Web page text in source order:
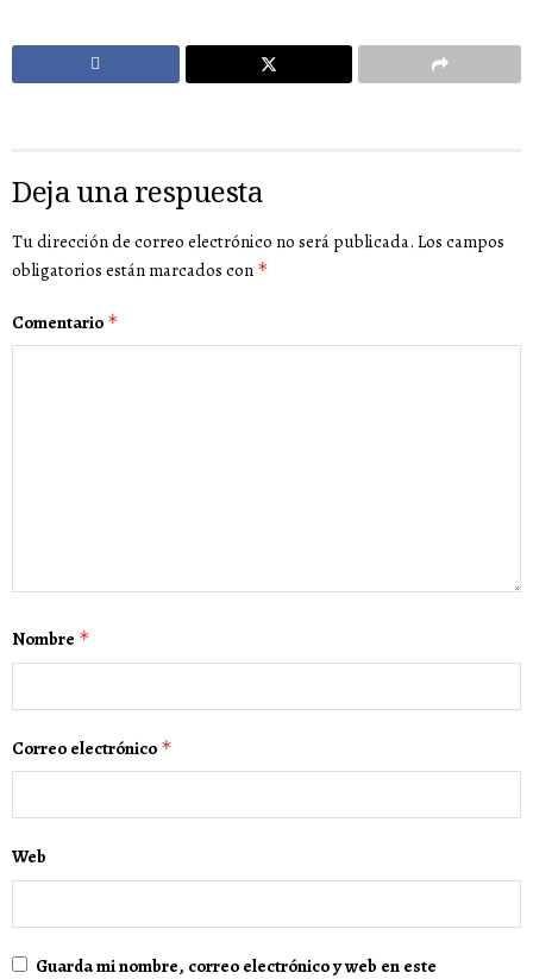
Deja una respuesta
Tu dirección de correo electrónico no será publicada. Los campos
obligatorios están marcados con *
Comentario *
Nombre *
Correo electrónico *
Web
Guarda mi nombre, correo electrónico y web en este